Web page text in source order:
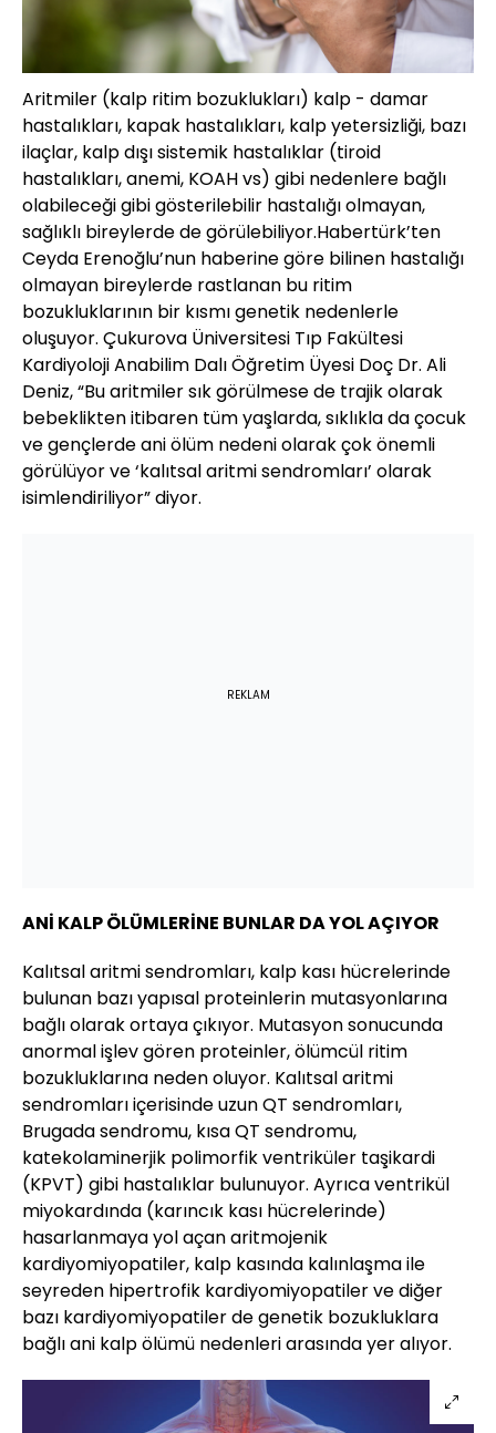
Aritmiler (kalp ritim bozuklukları) kalp - damar
hastalıkları, kapak hastalıkları, kalp yetersizliği, bazı
ilaçlar, kalp dışı sistemik hastalıklar (tiroid
hastalıkları, anemi, KOAH vs) gibi nedenlere bağlı
olabileceği gibi gösterilebilir hastalığı olmayan,
sağlıklı bireylerde de görülebiliyor.Habertürk’ten
Ceyda Erenoğlu’nun haberine göre bilinen hastalığı
olmayan bireylerde rastlanan bu ritim
bozukluklarının bir kısmı genetik nedenlerle
oluşuyor. Çukurova Üniversitesi Tıp Fakültesi
Kardiyoloji Anabilim Dalı Öğretim Üyesi Doç Dr. Ali
Deniz, “Bu aritmiler sık görülmese de trajik olarak
bebeklikten itibaren tüm yaşlarda, sıklıkla da çocuk
ve gençlerde ani ölüm nedeni olarak çok önemli
görülüyor ve ‘kalıtsal aritmi sendromları’ olarak
isimlendiriliyor” diyor.
REKLAM
ANİ KALP ÖLÜMLERİNE BUNLAR DA YOL AÇIYOR
Kalıtsal aritmi sendromları, kalp kası hücrelerinde
bulunan bazı yapısal proteinlerin mutasyonlarına
bağlı olarak ortaya çıkıyor. Mutasyon sonucunda
anormal işlev gören proteinler, ölümcül ritim
bozukluklarına neden oluyor. Kalıtsal aritmi
sendromları içerisinde uzun QT sendromları,
Brugada sendromu, kısa QT sendromu,
katekolaminerjik polimorfik ventriküler taşikardi
(KPVT) gibi hastalıklar bulunuyor. Ayrıca ventrikül
miyokardında (karıncık kası hücrelerinde)
hasarlanmaya yol açan aritmojenik
kardiyomiyopatiler, kalp kasında kalınlaşma ile
seyreden hipertrofik kardiyomiyopatiler ve diğer
bazı kardiyomiyopatiler de genetik bozukluklara
bağlı ani kalp ölümü nedenleri arasında yer alıyor.